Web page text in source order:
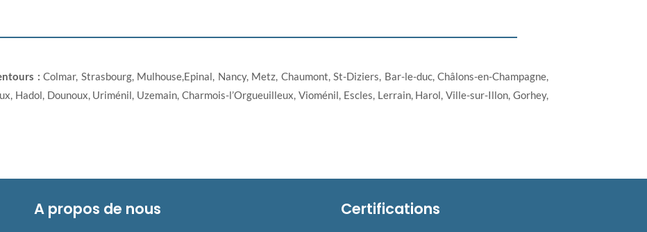
: Colmar, Strasbourg, Mulhouse,Epinal, Nancy, Metz, Chaumont, St-Diziers, Bar-le-duc, Châlons-en-Champagne,
Hadol, Dounoux, Uriménil, Uzemain, Charmois-l’Orgueuilleux, Vioménil, Escles, Lerrain, Harol, Ville-sur-Illon, Gorhey,
A propos de nous Certifications